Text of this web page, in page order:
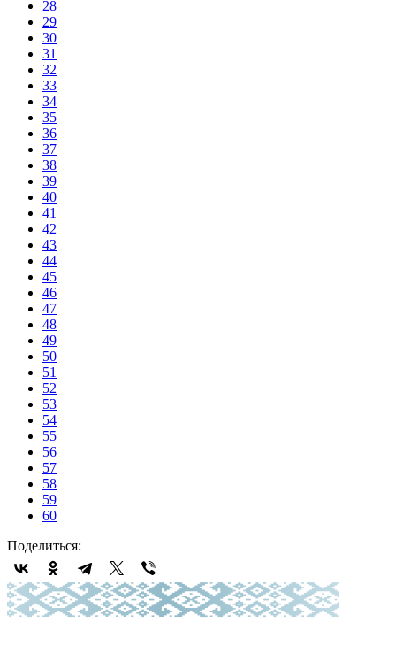
28
29
30
31
32
33
34
35
36
37
38
39
40
41
42
43
44
45
46
47
48
49
50
51
52
53
54
55
56
57
58
59
60
Поделиться: